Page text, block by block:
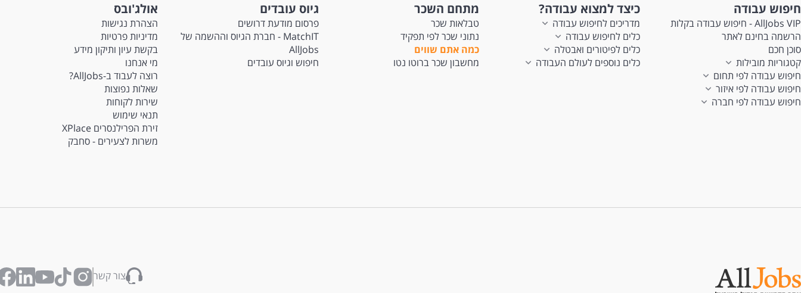
חיפוש עבודה
AllJobs VIP - חיפוש עבודה בקלות
הרשמה בחינם לאתר
סוכן חכם
קטגוריות מובילות
חיפוש עבודה לפי תחום
חיפוש עבודה לפי איזור
חיפוש עבודה לפי חברה
כיצד למצוא עבודה?
מדריכים לחיפוש עבודה
כלים לחיפוש עבודה
כלים לפיטורים ואבטלה
כלים נוספים לעולם העבודה
מתחם השכר
טבלאות שכר
נתוני שכר לפי תפקיד
כמה אתם שווים
מחשבון שכר ברוטו נטו
גיוס עובדים
פרסום מודעת דרושים
MatchIT - חברת הגיוס וההשמה של
AllJobs
חיפוש וגיוס עובדים
אולג'ובס
הצהרת נגישות
מדיניות פרטיות
בקשת עיון ותיקון מידע
מי אנחנו
רוצה לעבוד ב-AllJobs?
שאלות נפוצות
שירות לקוחות
תנאי שימוש
זירת הפרילנסרים XPlace
משרות לצעירים - סחבק
צור קשר